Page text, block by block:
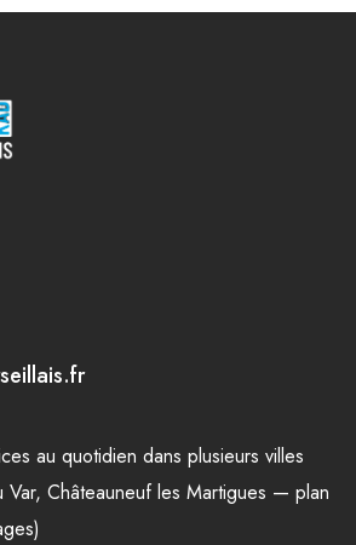
au quotidien dans plusieurs villes
Var, Châteauneuf les Martigues — plan